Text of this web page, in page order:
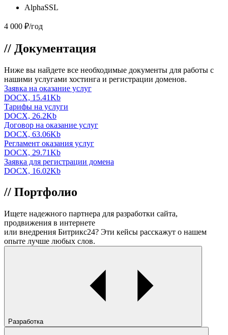
AlphaSSL
4 000 ₽/год
// Документация
Ниже вы найдете все необходимые документы для работы с
нашими услугами хостинга и регистрации доменов.
Заявка на оказание услуг
DOCX, 15.41Kb
Тарифы на услуги
DOCX, 26.2Kb
Договор на оказание услуг
DOCX, 63.06Kb
Регламент оказания услуг
DOCX, 29.71Kb
Заявка для регистрации домена
DOCX, 16.02Kb
// Портфолио
Ищете надежного партнера для разработки сайта,
продвижения в интернете
или внедрения Битрикс24? Эти кейсы расскажут о нашем
опыте лучше любых слов.
Разработка